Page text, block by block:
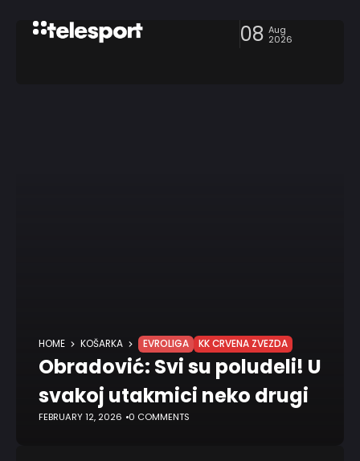
08 Aug
2026
HOME KOŠARKA EVROLIGA KK CRVENA ZVEZDA
Obradović: Svi su poludeli! U
svakoj utakmici neko drugi
FEBRUARY 12, 2026 0 COMMENTS